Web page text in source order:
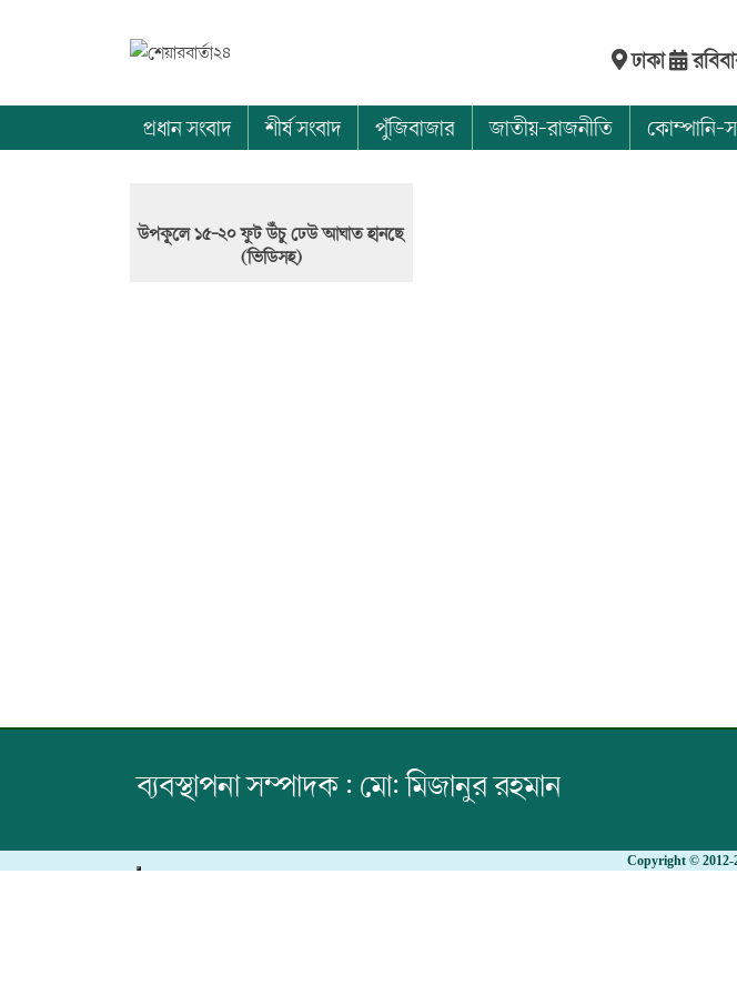
ঢাকা
প্রধান সংবাদ শীর্ষ সংবাদ পুঁজিবাজার জাতীয়-রাজনীতি কোম্পানি-
উপকূলে ১৫-২০ ফুট উঁচু ঢেউ আঘাত হানছে
(ভিডিসহ)
ব্যবস্থাপনা সম্পাদক : মো: মিজানুর রহমান
Copyright © 2012-